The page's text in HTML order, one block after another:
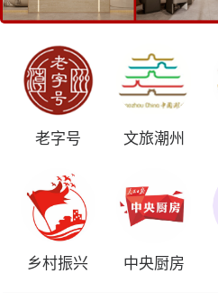
老字号 文旅潮州
乡村振兴 中央厨房